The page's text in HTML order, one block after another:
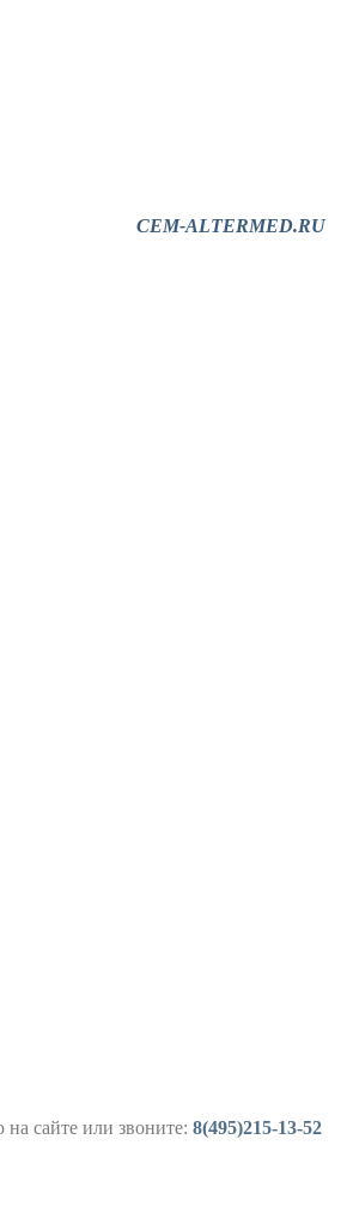
CEM-ALTERMED.RU
сайте или звоните: 8(495)215-13-52